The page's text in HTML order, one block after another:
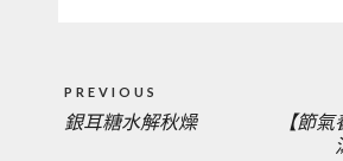
章
導
PREVIOUS
PREVIOUS
銀耳糖水解秋燥
【節